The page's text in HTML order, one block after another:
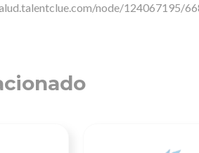
node/124067195/